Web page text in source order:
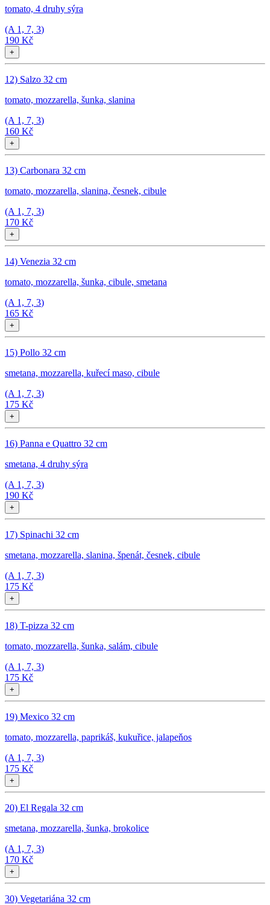
tomato, 4 druhy sýra
(A 1, 7, 3)
190 Kč
+
12) Salzo 32 cm
tomato, mozzarella, šunka, slanina
(A 1, 7, 3)
160 Kč
+
13) Carbonara 32 cm
tomato, mozzarella, slanina, česnek, cibule
(A 1, 7, 3)
170 Kč
+
14) Venezia 32 cm
tomato, mozzarella, šunka, cibule, smetana
(A 1, 7, 3)
165 Kč
+
15) Pollo 32 cm
smetana, mozzarella, kuřecí maso, cibule
(A 1, 7, 3)
175 Kč
+
16) Panna e Quattro 32 cm
smetana, 4 druhy sýra
(A 1, 7, 3)
190 Kč
+
17) Spinachi 32 cm
smetana, mozzarella, slanina, špenát, česnek, cibule
(A 1, 7, 3)
175 Kč
+
18) T-pizza 32 cm
tomato, mozzarella, šunka, salám, cibule
(A 1, 7, 3)
175 Kč
+
19) Mexico 32 cm
tomato, mozzarella, paprikáš, kukuřice, jalapeňos
(A 1, 7, 3)
175 Kč
+
20) El Regala 32 cm
smetana, mozzarella, šunka, brokolice
(A 1, 7, 3)
170 Kč
+
30) Vegetariána 32 cm